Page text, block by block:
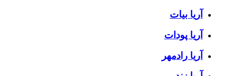
آریا بیات
آریا پودات
آریا رادمهر